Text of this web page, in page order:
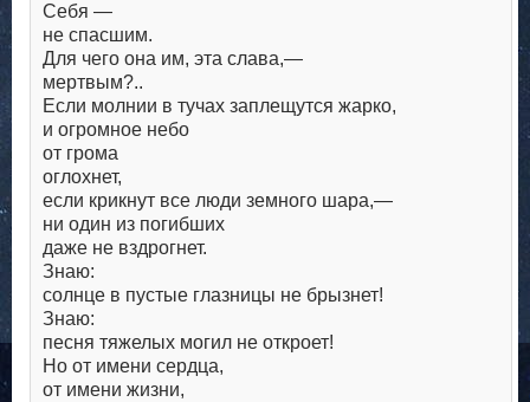
Себя —
не спасшим.
Для чего она им, эта слава,—
мертвым?..
Если молнии в тучах заплещутся жарко,
и огромное небо
от грома
оглохнет,
если крикнут все люди земного шара,—
ни один из погибших
даже не вздрогнет.
Знаю:
солнце в пустые глазницы не брызнет!
Знаю:
песня тяжелых могил не откроет!
Но от имени сердца,
от имени жизни,